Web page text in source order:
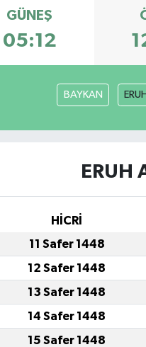
GÜNEŞ
05:12
BAYKAN ERUH
ERUH
HİCRİ
11 Safer 1448
12 Safer 1448
13 Safer 1448
14 Safer 1448
15 Safer 1448